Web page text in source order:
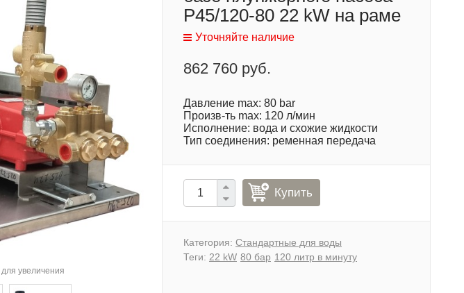
увеличения
P45/120-80 22 kW на раме
Уточняйте наличие
862 760 руб.
Давление max: 80 bar
Произв-ть max: 120 л/мин
Исполнение: вода и схожие жидкости
Тип соединения: ременная передача
Купить
Категория: Стандартные для воды
Теги: 22 kW 80 бар 120 литр в минуту